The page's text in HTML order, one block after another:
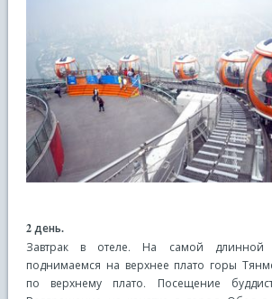
2 день.
Завтрак в отеле. На самой длинной
поднимаемся на верхнее плато горы
по верхнему плато. Посещение